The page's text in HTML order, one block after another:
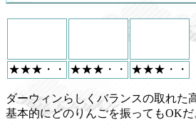
★★★・・ ★★★・・ ★★★・・
ダーウィンらしくバランスの取れた
基本的にどのりんごを振ってもOKだ